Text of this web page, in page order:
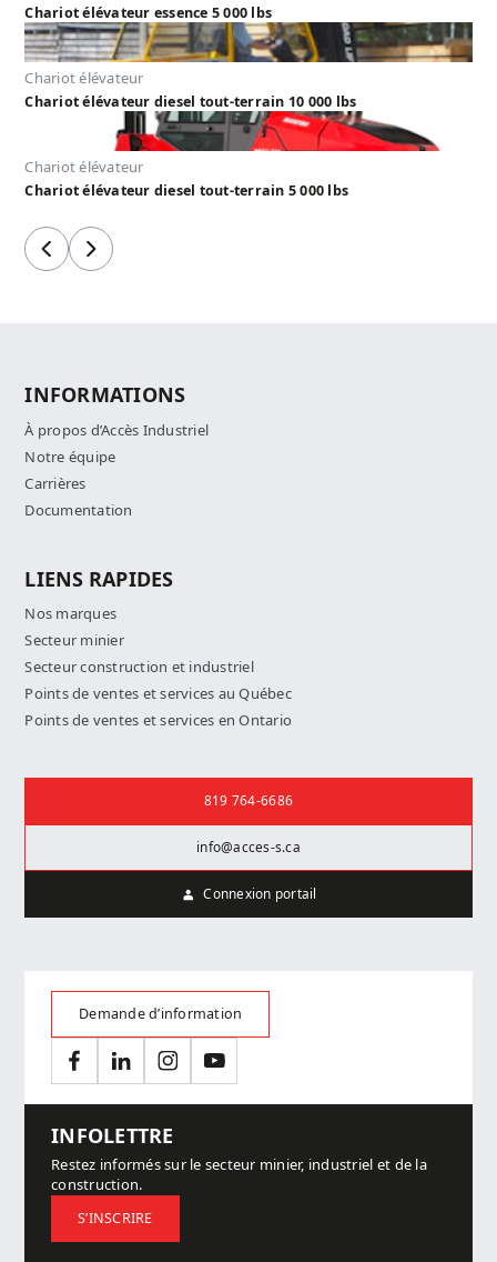
Chariot élévateur essence 5 000 lbs
Chariot élévateur
Chariot élévateur diesel tout-terrain 10 000 lbs
Chariot élévateur
Chariot élévateur diesel tout-terrain 5 000 lbs
PrécédentSuivant
INFORMATIONS
À propos d’Accès Industriel
Notre équipe
Carrières
Documentation
LIENS RAPIDES
Nos marques
Secteur minier
Secteur construction et industriel
Points de ventes et services au Québec
Points de ventes et services en Ontario
819 764-6686
info@acces-s.ca
Connexion portail
Demande d’information
FacebookLinkedInInstagramYouTube
INFOLETTRE
Restez informés sur le secteur minier, industriel et de la
construction.
S’INSCRIRE